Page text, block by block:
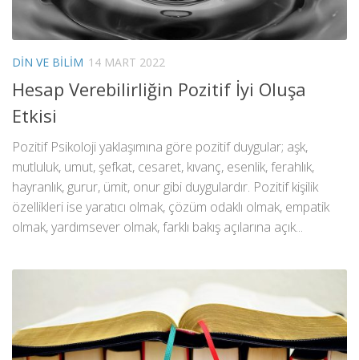
DIN VE BILIM 14 MART 2022
Hesap Verebilirliğin Pozitif İyi Oluşa
Etkisi
Pozitif Psikoloji yaklaşımına göre pozitif duygular; aşk,
mutluluk, umut, şefkat, cesaret, kıvanç, esenlik, ferahlık,
hayranlık, gurur, ümit, onur gibi duygulardır. Pozitif kişilik
özellikleri ise yaratıcı olmak, çözüm odaklı olmak, empatik
olmak, yardımsever olmak, farklı bakış açılarına açık...